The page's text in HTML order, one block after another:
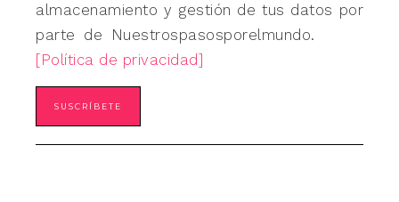
almacenamiento y gestión de tus datos por
parte de Nuestrospasosporelmundo.
[Política de privacidad]